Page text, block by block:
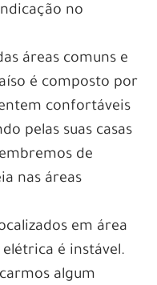
no
áreas comuns e
é composto por
confortáveis
pelas suas casas
de
nas áreas
em área
é instável.
algum